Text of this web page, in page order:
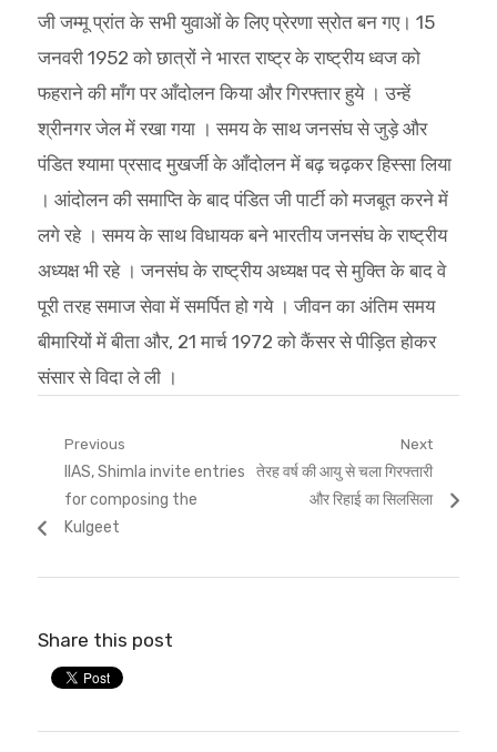
जी जम्मू प्रांत के सभी युवाओं के लिए प्रेरणा स्रोत बन गए। 15
जनवरी 1952 को छात्रों ने भारत राष्ट्र के राष्ट्रीय ध्वज को
फहराने की माँग पर आँदोलन किया और गिरफ्तार हुये । उन्हें
श्रीनगर जेल में रखा गया । समय के साथ जनसंघ से जुड़े और
पंडित श्यामा प्रसाद मुखर्जी के आँदोलन में बढ़ चढ़कर हिस्सा लिया
। आंदोलन की समाप्ति के बाद पंडित जी पार्टी को मजबूत करने में
लगे रहे । समय के साथ विधायक बने भारतीय जनसंघ के राष्ट्रीय
अध्यक्ष भी रहे । जनसंघ के राष्ट्रीय अध्यक्ष पद से मुक्ति के बाद वे
पूरी तरह समाज सेवा में समर्पित हो गये । जीवन का अंतिम समय
बीमारियों में बीता और, 21 मार्च 1972 को कैंसर से पीड़ित होकर
संसार से विदा ले ली ।
Post
navigation
Previous
Previous
post:
IIAS, Shimla invite entries
for composing the
Kulgeet
Next
Next
तेरह वर्ष की आयु से चला गिरफ्तारी
और रिहाई का सिलसिला
Share this post